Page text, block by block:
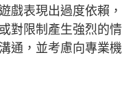
戲表現出過度依賴，
對限制產生強烈的情
通，並考慮向專業機